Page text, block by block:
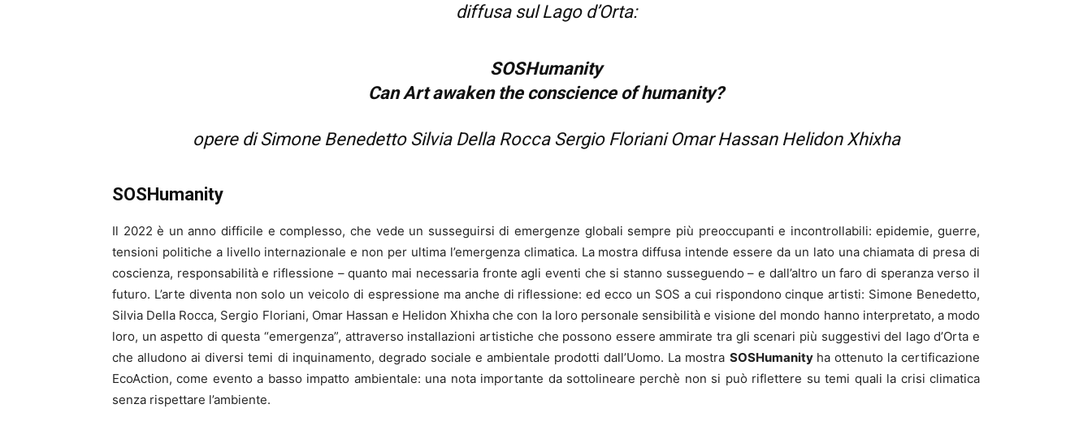
diffusa sul Lago d’Orta:
SOSHumanity
Can Art awaken the conscience of humanity?
opere di Simone Benedetto Silvia Della Rocca Sergio Floriani Omar Hassan Helidon Xhixha
SOSHumanity
Il 2022 è un anno difficile e complesso, che vede un susseguirsi di emergenze globali sempre più preoccupanti e incontrollabili: epidemie, guerre,
tensioni politiche a livello internazionale e non per ultima l’emergenza climatica. La mostra diffusa intende essere da un lato una chiamata di presa di
coscienza, responsabilità e riflessione – quanto mai necessaria fronte agli eventi che si stanno susseguendo – e dall’altro un faro di speranza verso il
futuro. L’arte diventa non solo un veicolo di espressione ma anche di riflessione: ed ecco un SOS a cui rispondono cinque artisti: Simone Benedetto,
Silvia Della Rocca, Sergio Floriani, Omar Hassan e Helidon Xhixha che con la loro personale sensibilità e visione del mondo hanno interpretato, a modo
loro, un aspetto di questa “emergenza”, attraverso installazioni artistiche che possono essere ammirate tra gli scenari più suggestivi del lago d’Orta e
che alludono ai diversi temi di inquinamento, degrado sociale e ambientale prodotti dall’Uomo. La mostra SOSHumanity ha ottenuto la certificazione
EcoAction, come evento a basso impatto ambientale: una nota importante da sottolineare perchè non si può riflettere su temi quali la crisi climatica
senza rispettare l’ambiente.